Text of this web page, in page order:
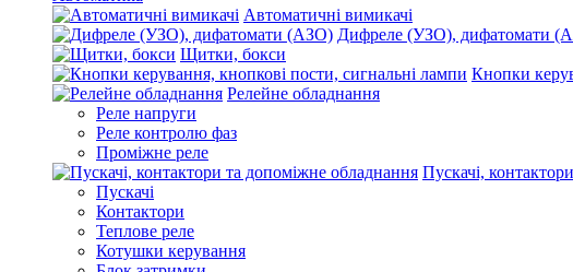
Автоматичні вимикачі
Дифреле (УЗО), дифатомати
Щитки, бокси
Кнопки
Релейне обладнання
Реле напруги
Реле контролю фаз
Проміжне реле
Пускачі,
Пускачі
Контактори
Теплове реле
Котушки керування